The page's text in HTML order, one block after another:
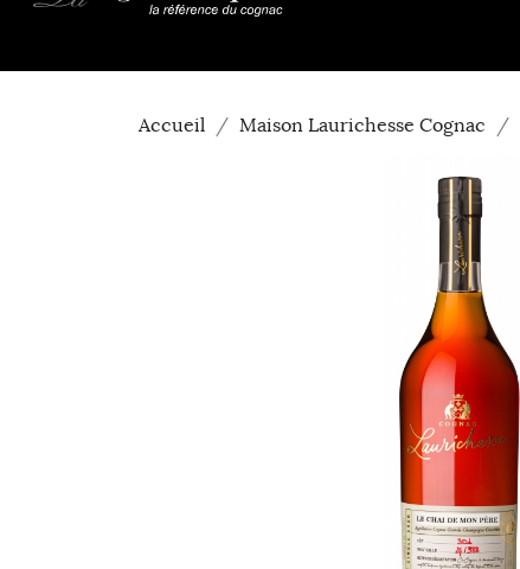
Accueil Maison Laurichesse Cognac